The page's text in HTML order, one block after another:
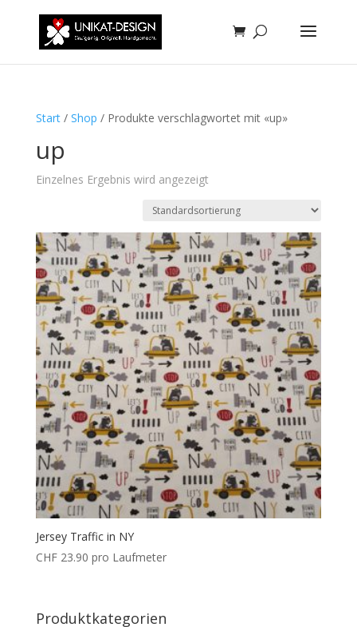
Start/ Shop / Produkte verschlagwortet mit «up»
up
Einzelnes Ergebnis wird angezeigt
Jersey Traffic in NY
CHF23.90 pro Laufmeter
Produktkategorien